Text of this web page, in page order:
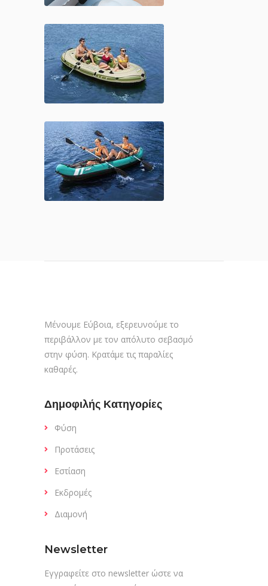
€169,00
ΠΡΟΣΘΉΚΗ ΣΤΟ ΚΑΛΆΘΙ
Βάρκες
Φουσκωτές
VOYAGER 500
ΔΙΑΒΆΣΤΕ ΠΕΡΙΣΣΌΤΕΡΑ
Βάρκες
Φουσκωτές
VENTURA – Με
κάλυμμα nylon
Μένουμε Εύβοια, εξερευνούμε το
περιβάλλον με τον απόλυτο σεβασμό
στην φύση. Κρατάμε τις παραλίες
καθαρές.
Δημοφιλής Κατηγορίες
Φύση
Προτάσεις
Εστίαση
Εκδρομές
Διαμονή
Newsletter
Εγγραφείτε στο newsletter ώστε να